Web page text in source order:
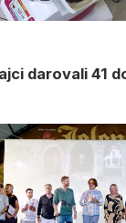
darovali 41